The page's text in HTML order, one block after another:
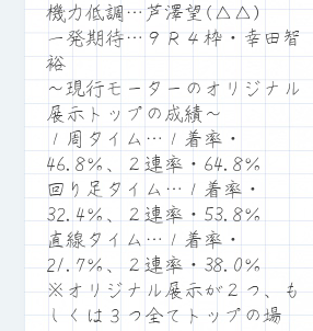
機力低調…芦澤望(△△)
一発期待…９Ｒ４枠・幸田智
裕
～現行モーターのオリジナル
展示トップの成績～
１周タイム…１着率・
46.8％、２連率・64.8％
回り足タイム…１着率・
32.4％、２連率・53.8％
直線タイム…１着率・
21.7％、２連率・38.0％
※オリジナル展示が２つ、も
しくは３つ全てトップの場